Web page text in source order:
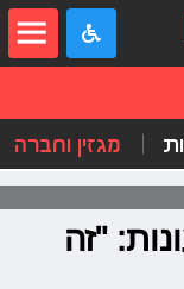
מגזין וחברה
"זה